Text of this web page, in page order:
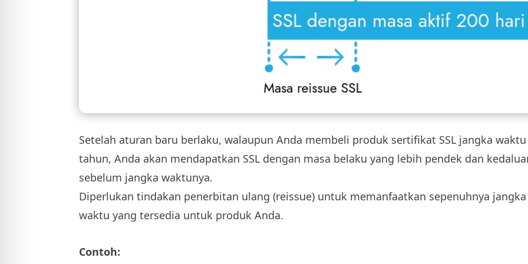
Setelah aturan baru berlaku, walaupun Anda membeli produk sertifikat SSL jangka waktu
tahun, Anda akan mendapatkan SSL dengan masa belaku yang lebih pendek dan
sebelum jangka waktunya.
Diperlukan tindakan penerbitan ulang (reissue) untuk memanfaatkan sepenuhnya jangka
waktu yang tersedia untuk produk Anda.
Contoh: